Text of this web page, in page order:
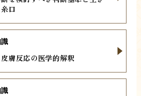
口
膚反応の医学的解釈